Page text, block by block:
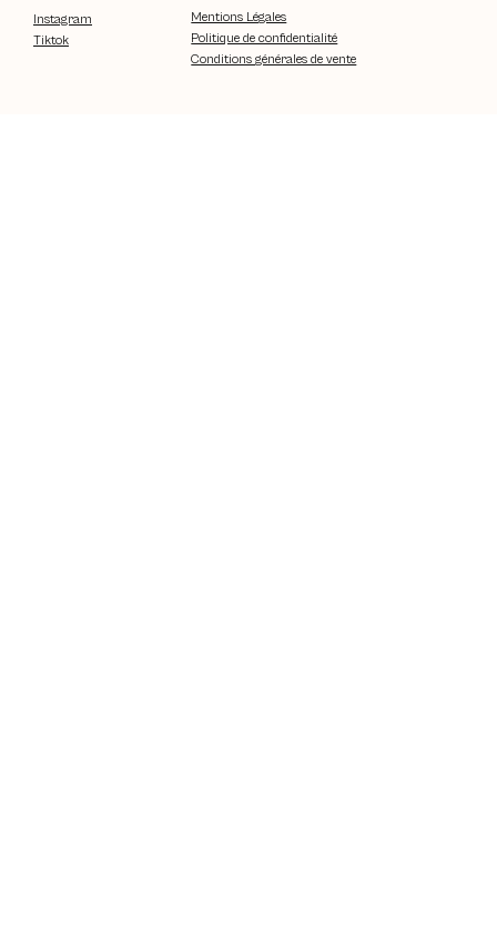
Instagram
Tiktok
Mentions Légales
Politique de confidentialité
Conditions générales de vente